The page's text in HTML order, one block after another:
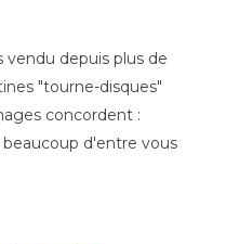
vendu depuis plus de
"tourne-disques"
concordent :
d'entre vous